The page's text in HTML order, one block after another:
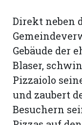
Direkt neben
Gebäude der
Blaser,
Pizza­iolo
und zaubert
Besuchern